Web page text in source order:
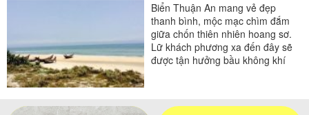
Biển Thuận An mang vẻ đẹp
thanh bình, mộc mạc chìm đắm
giữa chốn thiên nhiên hoang sơ.
Lữ khách phương xa đến đây sẽ
được tận hưởng bầu không khí